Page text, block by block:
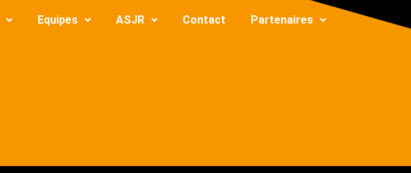
Equipes ASJR Contact Partenaires